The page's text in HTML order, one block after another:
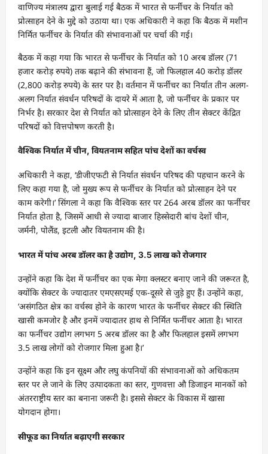
वाणिज्य मंत्रालय द्वारा बुलाई गई बैठक में भारत से फर्नीचर के निर्यात को
प्रोत्साहन देने के मुद्दे को उठाया था। एक अधिकारी ने कहा कि बैठक में मशीन
निर्मित फर्नीचर के निर्यात की संभावनाओं पर चर्चा की गई।
बैठक में कहा गया कि भारत से फर्नीचर के निर्यात को 10 अरब डॉलर (71
हजार करोड़ रुपये) तक बढ़ाने की संभावना हैं, जो फिलहाल 40 करोड़ डॉलर
(2,800 करोड़ रुपये) के स्तर पर है। वर्तमान में फर्नीचर का निर्यात तीन अलग-
अलग निर्यात संवर्धन परिषदों के दायरे में आता है, जो फर्नीचर के प्रकार पर
निर्भर है। सरकार देश से निर्यात को प्रोत्साहन देने के लिए तीन सेक्टर केंद्रित
परिषदों को वित्तपोषण करती है।
वैश्विक निर्यात में चीन, वियतनाम सहित पांच देशों का वर्चस्व
अधिकारी ने कहा, ‘डीजीएफटी से निर्यात संवर्धन परिषद की पहचान करने के
लिए कहा गया है, जो मुख्य रूप से फर्नीचर के निर्यात को प्रोत्साहन देने पर
काम करेगी।’ सिंगला ने कहा कि वैश्विक स्तर पर 264 अरब डॉलर का फर्नीचर
निर्यात होता है, जिसमें आधी से ज्यादा बाजार हिस्सेदारी बांच देशों चीन,
जर्मनी, पोलैंड, इटली और वियतनाम की है।
भारत में पांच अरब डॉलर का है उद्योग, 3.5 लाख को रोजगार
उन्होंने कहा कि देश में फर्नीचर का एक मेगा क्लस्टर बनाए जाने की जरूरत है,
क्योंकि सेक्टर के ज्यादातर एमएसएमई एक-दूसरे से जुड़े हुए हैं। उन्होंने कहा,
‘असंगठित क्षेत्र का वर्चस्व होने के कारण भारत के फर्नीचर सेक्टर की स्थिति
खासी कमजोर है और इनमें ज्यादातर हाथ से निर्मित फर्नीचर आता है। भारत
का फर्नीचर उद्योग लगभग 5 अरब डॉलर का है और फिलहाल इसमें लगभग
3.5 लाख लोगों को रोजगार मिला हुआ है।’
उन्होंने कहा कि इन सूक्ष्म और लघु कंपनियों की संभावनाओं को अधिकतम
स्तर पर ले जाने के लिए उत्पादकता का स्तर, गुणवत्ता औ डिजाइन मानकों को
अंतरराष्ट्रीय स्तर का बनाना जरूरी है। इससे सेक्टर के विकास में खासा
योगदान होगा।
सीफूड का निर्यात बढ़ाएगी सरकार